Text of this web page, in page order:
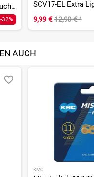
Satteltasche MTB 29" inkl, Schlauch und Reifenheber
-32% 9,99 € 12,90 €¹
AUCH
KMC